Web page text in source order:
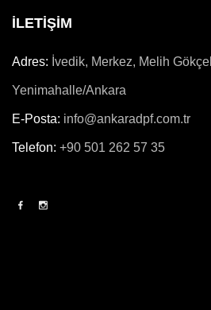
İLETİŞİM
Adres: İvedik, Merkez, Melih
Yenimahalle/Ankara
E-Posta: info@ankaradpf.com.tr
Telefon: +90 501 262 57 35